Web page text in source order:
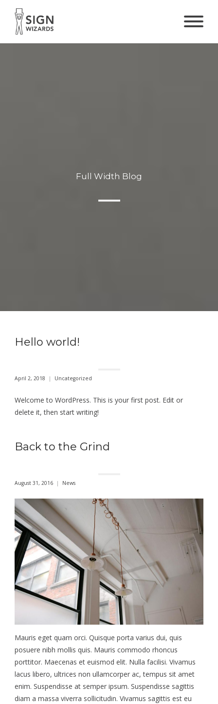
Full Width Blog
Hello world!
April 2, 2018 Uncategorized
Welcome to WordPress. This is your first post. Edit or
delete it, then start writing!
Back to the Grind
August 31, 2016 News
Mauris eget quam orci. Quisque porta varius dui, quis
posuere nibh mollis quis. Mauris commodo rhoncus
porttitor. Maecenas et euismod elit. Nulla facilisi. Vivamus
lacus libero, ultrices non ullamcorper ac, tempus sit amet
enim. Suspendisse at semper ipsum. Suspendisse sagittis
diam a massa viverra sollicitudin. Vivamus sagittis est eu